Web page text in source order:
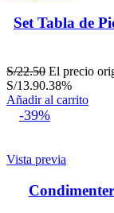
Set Tabla de
S/22.50 El precio
S/13.90.38%
Añadir al carrito
-39%
Vista previa